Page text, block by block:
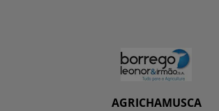
AGRICHAMUSCA